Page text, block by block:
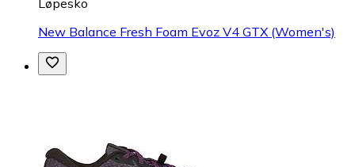
Løpesko
New Balance Fresh Foam Evoz V4 GTX (Women's)